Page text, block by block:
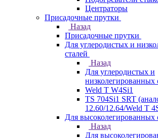
Центраторы
Присадочные прутки
Назад
Присадочные прутки
Для углеродистых и
сталей
Назад
Для углеродистых и
низколегированных
Weld T W4Si1
TS 704Si1 SRT
12.60/12.64/Weld T
Для высоколегированных
Назад
Для